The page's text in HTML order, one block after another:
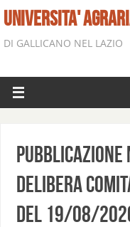
UNIVERSITA'
DI GALLICANO NEL LAZIO
Delibera
del 19/08/